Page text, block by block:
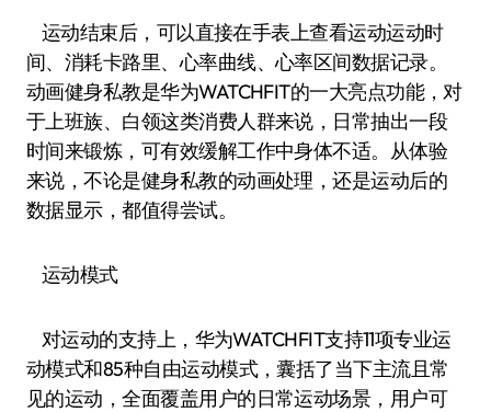
运动结束后，可以直接在手表上查看运动运动时
间、消耗卡路里、心率曲线、心率区间数据记录。
动画健身私教是华为WATCHFIT的一大亮点功能，对
于上班族、白领这类消费人群来说，日常抽出一段
时间来锻炼，可有效缓解工作中身体不适。从体验
来说，不论是健身私教的动画处理，还是运动后的
数据显示，都值得尝试。
运动模式
对运动的支持上，华为WATCHFIT支持11项专业运
动模式和85种自由运动模式，囊括了当下主流且常
见的运动，全面覆盖用户的日常运动场景，用户可